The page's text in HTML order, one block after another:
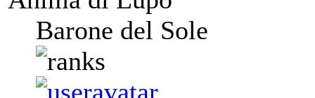
Barone del Sole